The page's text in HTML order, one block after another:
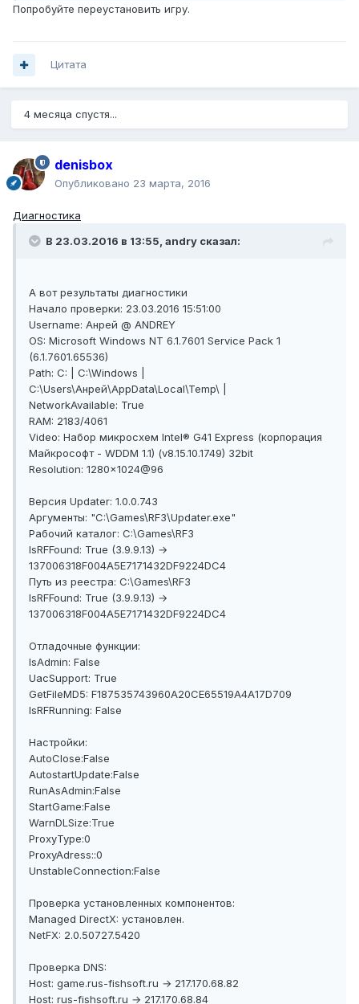
Попробуйте переустановить игру.
Цитата
4 месяца спустя...
denisbox
Опубликовано 23 марта, 2016
Диагностика
В 23.03.2016 в 13:55, andry сказал:
А вот результаты диагностики
Начало проверки: 23.03.2016 15:51:00
Username: Анрей @ ANDREY
OS: Microsoft Windows NT 6.1.7601 Service Pack 1
(6.1.7601.65536)
Path: C: | C:\Windows |
C:\Users\Анрей\AppData\Local\Temp\ |
NetworkAvailable: True
RAM: 2183/4061
Video: Набор микросхем Intel® G41 Express (корпорация
Майкрософт - WDDM 1.1) (v8.15.10.1749) 32bit
Resolution: 1280x1024@96
Версия Updater: 1.0.0.743
Аргументы: "C:\Games\RF3\Updater.exe"
Рабочий каталог: C:\Games\RF3
IsRFFound: True (3.9.9.13) →
137006318F004A5E7171432DF9224DC4
Путь из реестра: C:\Games\RF3
IsRFFound: True (3.9.9.13) →
137006318F004A5E7171432DF9224DC4
Отладочные функции:
IsAdmin: False
UacSupport: True
GetFileMD5: F187535743960A20CE65519A4A17D709
IsRFRunning: False
Настройки:
AutoClose:False
AutostartUpdate:False
RunAsAdmin:False
StartGame:False
WarnDLSize:True
ProxyType:0
ProxyAdress::0
UnstableConnection:False
Проверка установленных компонентов:
Managed DirectX: установлен.
NetFX: 2.0.50727.5420
Проверка DNS:
Host: game.rus-fishsoft.ru → 217.170.68.82
Host: rus-fishsoft.ru → 217.170.68.84